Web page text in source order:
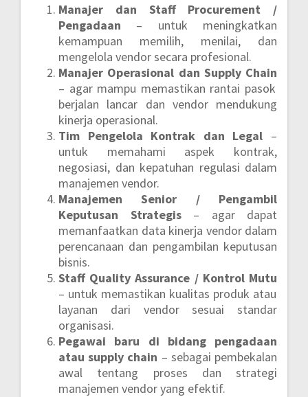
Manajer dan Staff Procurement /
Pengadaan – untuk meningkatkan
kemampuan memilih, menilai, dan
mengelola vendor secara profesional.
Manajer Operasional dan Supply Chain
– agar mampu memastikan rantai pasok
berjalan lancar dan vendor mendukung
kinerja operasional.
Tim Pengelola Kontrak dan Legal –
untuk memahami aspek kontrak,
negosiasi, dan kepatuhan regulasi dalam
manajemen vendor.
Manajemen Senior / Pengambil
Keputusan Strategis– agar dapat
memanfaatkan data kinerja vendor dalam
perencanaan dan pengambilan keputusan
bisnis.
Staff Quality Assurance / Kontrol Mutu
– untuk memastikan kualitas produk atau
layanan dari vendor sesuai standar
organisasi.
Pegawai baru di bidang pengadaan
atau supply chain – sebagai pembekalan
awal tentang proses dan strategi
manajemen vendor yang efektif.